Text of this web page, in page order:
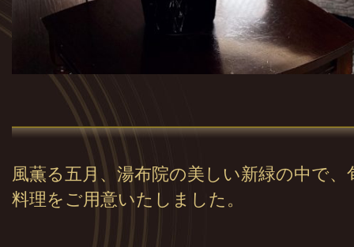
風薫る五月、湯布院の美しい新緑の中で
料理をご用意いたしました。